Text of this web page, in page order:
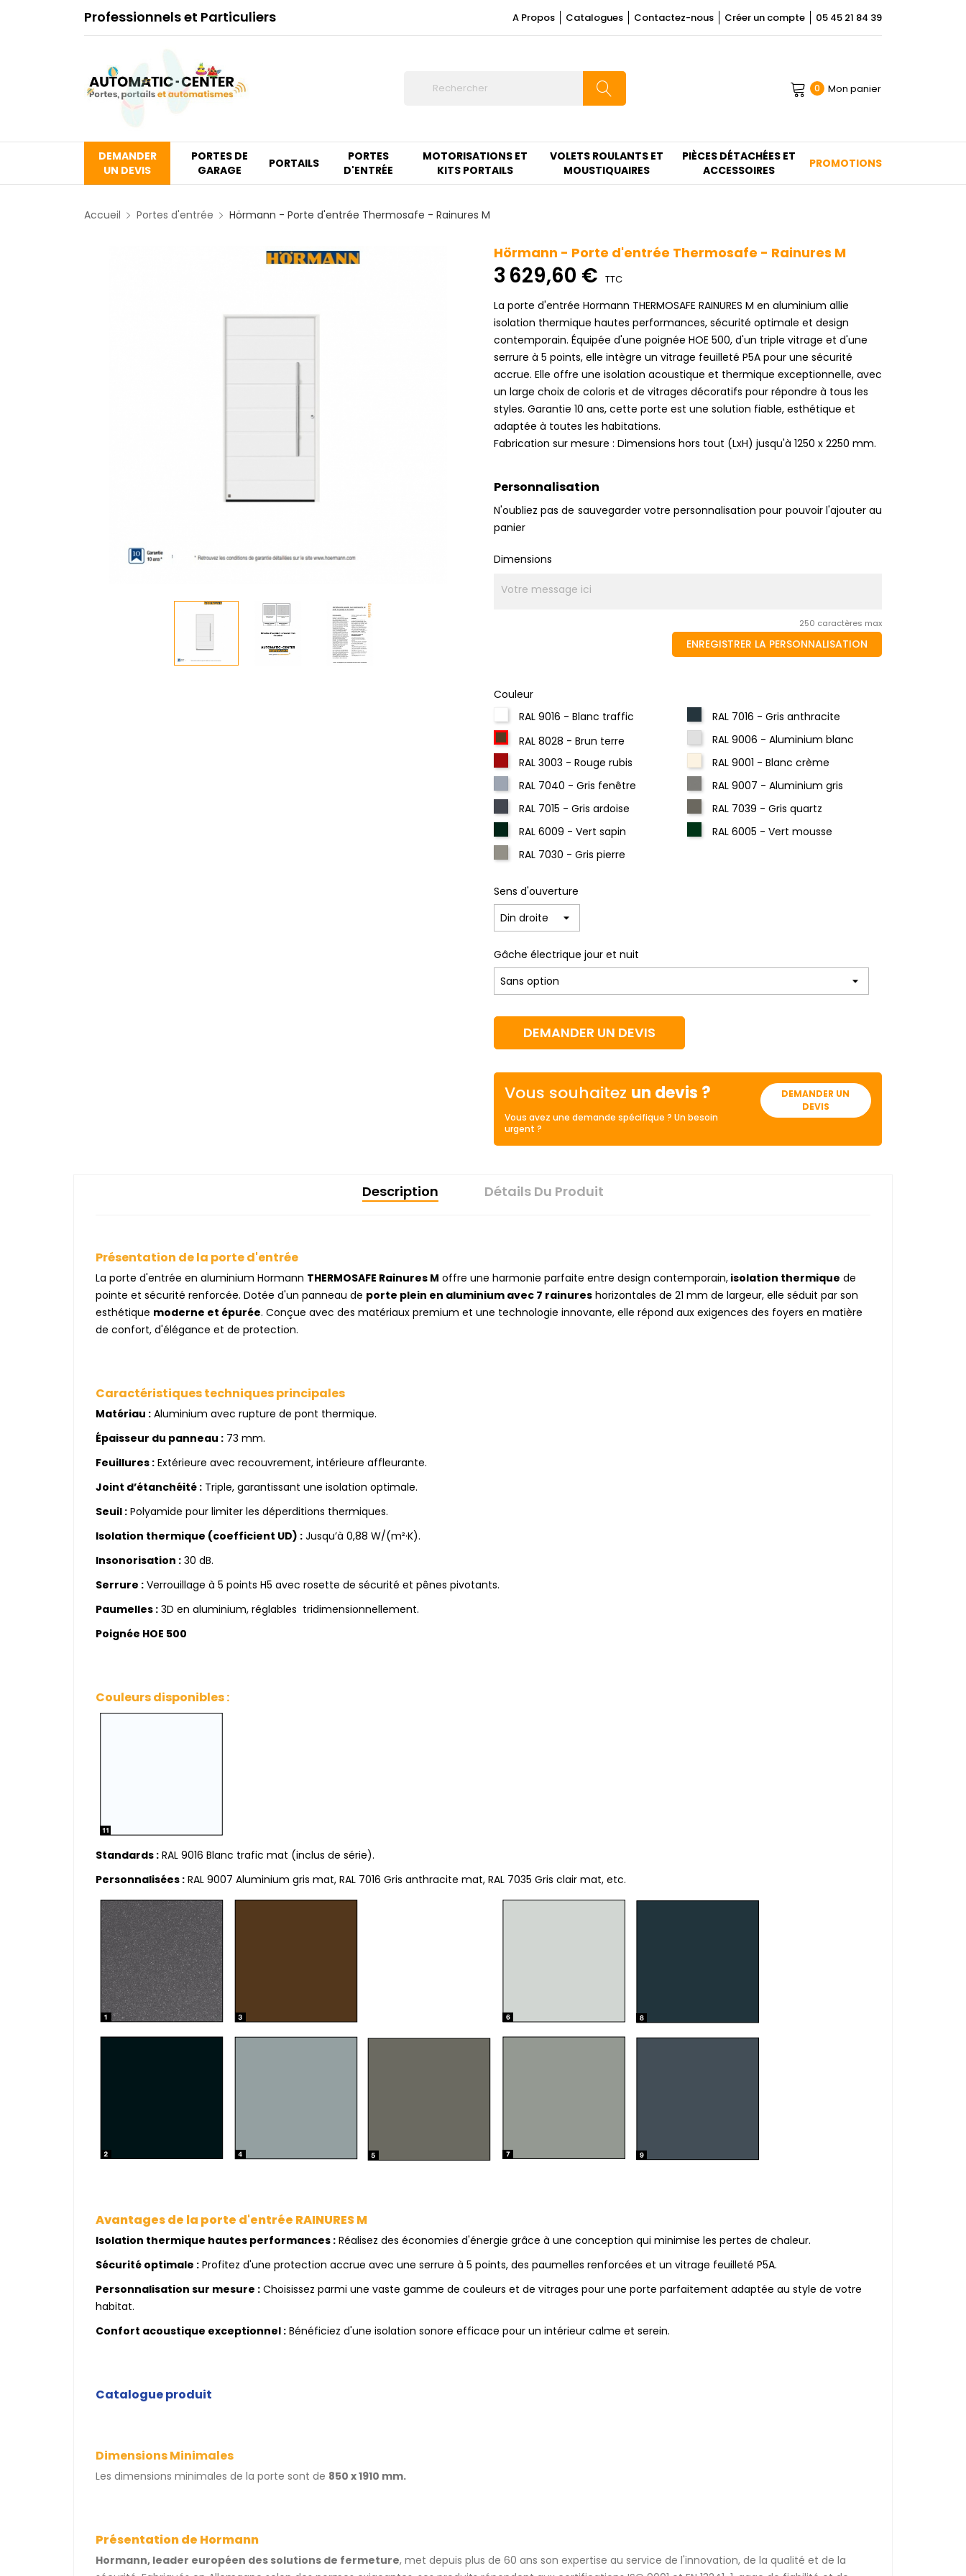
Professionnels et Particuliers A Propos Catalogues Contactez-nous Créer un compte 05 45 21 84 39
0 Mon panier
DEMANDER
UN DEVIS
PORTES DE
GARAGE
PORTAILS
PORTES
D'ENTRÉE
MOTORISATIONS ET
KITS PORTAILS
VOLETS ROULANTS ET
MOUSTIQUAIRES
PIÈCES DÉTACHÉES ET
ACCESSOIRES
PROMOTIONS
Accueil Portes d'entrée Hörmann - Porte d'entrée Thermosafe - Rainures M
Hörmann - Porte d'entrée Thermosafe - Rainures M
3 629,60 € TTC
La porte d'entrée Hormann THERMOSAFE RAINURES M en aluminium allie
isolation thermique hautes performances, sécurité optimale et design
contemporain. Équipée d'une poignée HOE 500, d'un triple vitrage et d'une
serrure à 5 points, elle intègre un vitrage feuilleté P5A pour une sécurité
accrue. Elle offre une isolation acoustique et thermique exceptionnelle, avec
un large choix de coloris et de vitrages décoratifs pour répondre à tous les
styles. Garantie 10 ans, cette porte est une solution fiable, esthétique et
adaptée à toutes les habitations.
Fabrication sur mesure : Dimensions hors tout (LxH) jusqu'à 1250 x 2250 mm.
Personnalisation
N'oubliez pas de sauvegarder votre personnalisation pour pouvoir l'ajouter au
panier
Dimensions
250 caractères max
ENREGISTRER LA PERSONNALISATION
Couleur
RAL 9016 - Blanc traffic
RAL 7016 - Gris anthracite
RAL 8028 - Brun terre
RAL 9006 - Aluminium blanc
RAL 3003 - Rouge rubis
RAL 9001 - Blanc crème
RAL 7040 - Gris fenêtre
RAL 9007 - Aluminium gris
RAL 7015 - Gris ardoise
RAL 7039 - Gris quartz
RAL 6009 - Vert sapin
RAL 6005 - Vert mousse
RAL 7030 - Gris pierre
Sens d'ouverture
Gâche électrique jour et nuit
DEMANDER UN DEVIS
Vous souhaitez un devis ?
Vous avez une demande spécifique ? Un besoin
urgent ?
DEMANDER UN
DEVIS
Description Détails Du Produit
Présentation de la porte d'entrée
La porte d'entrée en aluminium Hormann THERMOSAFE Rainures M offre une harmonie parfaite entre design contemporain, isolation thermique de
pointe et sécurité renforcée. Dotée d'un panneau de porte plein en aluminium avec 7 rainures horizontales de 21 mm de largeur, elle séduit par son
esthétique moderne et épurée. Conçue avec des matériaux premium et une technologie innovante, elle répond aux exigences des foyers en matière
de confort, d'élégance et de protection.
Caractéristiques techniques principales
Matériau : Aluminium avec rupture de pont thermique.
Épaisseur du panneau : 73 mm.
Feuillures : Extérieure avec recouvrement, intérieure affleurante.
Joint d’étanchéité : Triple, garantissant une isolation optimale.
Seuil : Polyamide pour limiter les déperditions thermiques.
Isolation thermique (coefficient UD) : Jusqu’à 0,88 W/(m²·K).
Insonorisation : 30 dB.
Serrure : Verrouillage à 5 points H5 avec rosette de sécurité et pênes pivotants.
Paumelles : 3D en aluminium, réglables tridimensionnellement.
Poignée HOE 500
Couleurs disponibles :
Standards : RAL 9016 Blanc trafic mat (inclus de série).
Personnalisées : RAL 9007 Aluminium gris mat, RAL 7016 Gris anthracite mat, RAL 7035 Gris clair mat, etc.
Avantages de la porte d'entrée RAINURES M
Isolation thermique hautes performances : Réalisez des économies d'énergie grâce à une conception qui minimise les pertes de chaleur.
Sécurité optimale : Profitez d'une protection accrue avec une serrure à 5 points, des paumelles renforcées et un vitrage feuilleté P5A.
Personnalisation sur mesure : Choisissez parmi une vaste gamme de couleurs et de vitrages pour une porte parfaitement adaptée au style de votre
habitat.
Confort acoustique exceptionnel : Bénéficiez d'une isolation sonore efficace pour un intérieur calme et serein.
Catalogue produit
Dimensions Minimales
Les dimensions minimales de la porte sont de 850 x 1910 mm.
Présentation de Hormann
Hormann, leader européen des solutions de fermeture, met depuis plus de 60 ans son expertise au service de l'innovation, de la qualité et de la